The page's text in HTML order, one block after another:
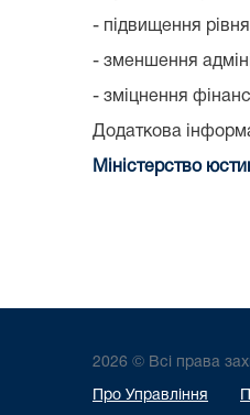
- підвищення
- зменшення
- зміцнення
Додаткова
Міністерство
2026 © Всі права
Про Управління